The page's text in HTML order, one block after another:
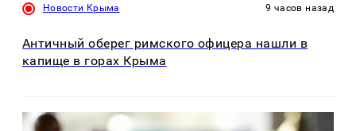
Новости Крыма 9 часов назад
Античный оберег римского офицера нашли в
капище в горах Крыма